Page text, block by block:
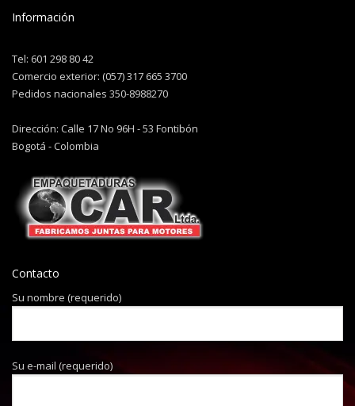
Información
Tel: 601 298 80 42
Comercio exterior: (057) 317 665 3700
Pedidos nacionales 350-8988270
Dirección: Calle 17 No 96H - 53 Fontibón
Bogotá - Colombia
Contacto
Su nombre (requerido)
Su e-mail (requerido)